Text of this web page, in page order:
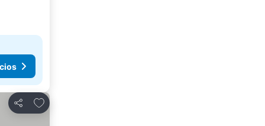
Compartir
Agregar a favoritos